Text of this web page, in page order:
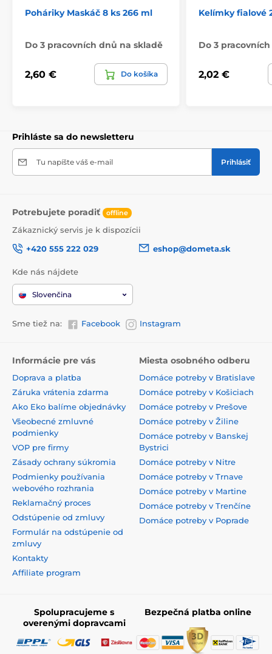
Poháriky Maskáč 8 ks 266 ml
Do 3 pracovních dnů na skladě
2,60 € Do košíka
Kelímky fialové
Do 3
2,02 €
Prihláste sa do newsletteru
Tu napíšte váš e-mail Prihlásiť
Potrebujete poradiť offline
Zákaznický servis je k dispozícii
+420 555 222 029
eshop@dometa.sk
Kde nás nájdete
Slovenčina
Sme tiež na: Facebook Instagram
Informácie pre vás
Doprava a platba
Záruka vrátenia zdarma
Ako Eko balíme objednávky
Všeobecné zmluvné
podmienky
VOP pre firmy
Zásady ochrany súkromia
Podmienky používania
webového rozhrania
Reklamačný proces
Odstúpenie od zmluvy
Formulár na odstúpenie od
zmluvy
Kontakty
Affiliate program
Miesta osobného odberu
Domáce potreby v Bratislave
Domáce potreby v Košiciach
Domáce potreby v Prešove
Domáce potreby v Žiline
Domáce potreby v Banskej
Bystrici
Domáce potreby v Nitre
Domáce potreby v Trnave
Domáce potreby v Martine
Domáce potreby v Trenčíne
Domáce potreby v Poprade
Spolupracujeme s
overenými dopravcami
Bezpečná platba online